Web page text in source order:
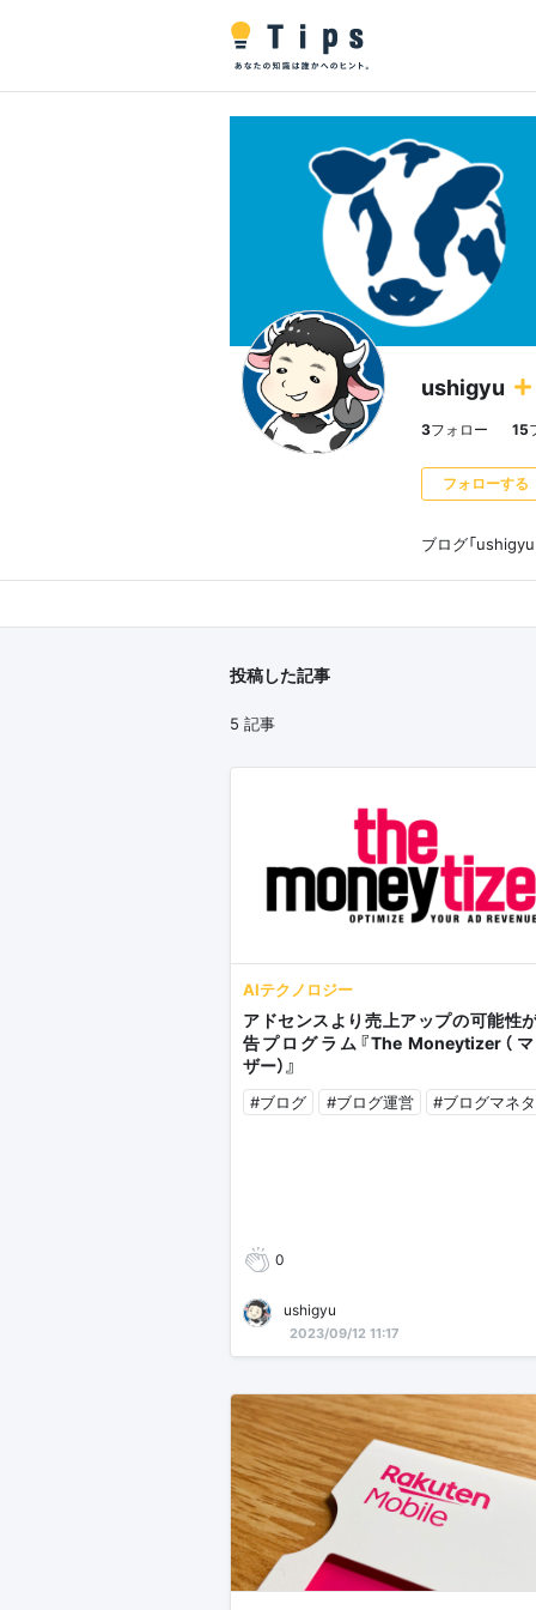
ushigyu
3フォロー 15
ブログ「
投稿した記事
5 記事
AIテクノロジー
アドセンスより売上アップの可能性
告プログラム『The Moneytizer（
ザー）』
#ブログ #ブログ運営 #ブログマネ
0
ushigyu
2023/09/12 11:17